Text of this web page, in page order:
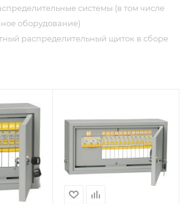
системы (в том числе
оборудование)
распределительный щиток в сборе